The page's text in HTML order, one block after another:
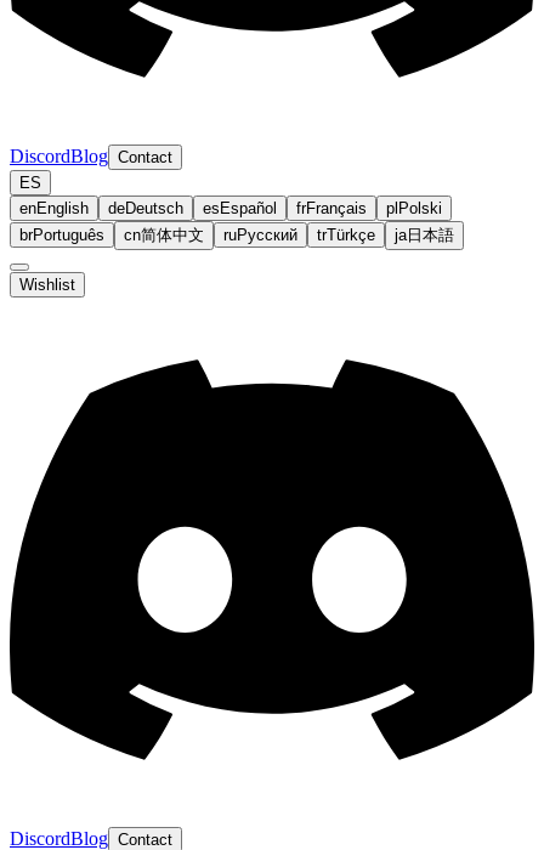
DiscordBlog Contact
ES
enEnglish deDeutsch es Español frFrançais pl Polski
brPortuguês cn简体中文 ruРусский trTürkçe ja日本語
Wishlist
DiscordBlog Contact